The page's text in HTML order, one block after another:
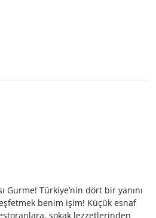
Gurme! Türkiye’nin dört bir yanını
benim işim! Küçük esnaf
sokak lezzetlerinden